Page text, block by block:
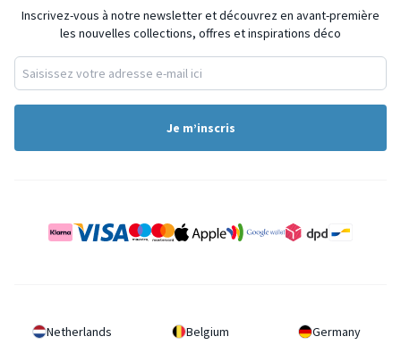
Inscrivez-vous à notre newsletter et découvrez en avant-première
les nouvelles collections, offres et inspirations déco
Je m’inscris
Netherlands Belgium Germany